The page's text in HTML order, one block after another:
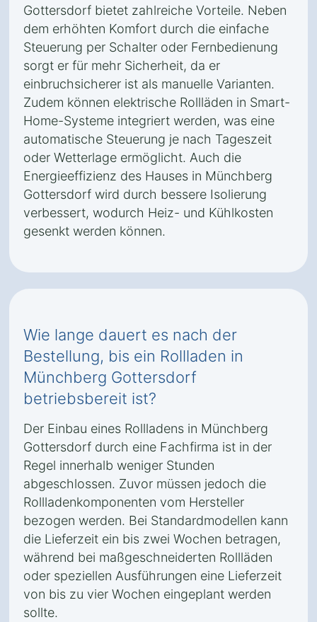
Gottersdorf bietet zahlreiche Vorteile. Neben
dem erhöhten Komfort durch die einfache
Steuerung per Schalter oder Fernbedienung
sorgt er für mehr Sicherheit, da er
einbruchsicherer ist als manuelle Varianten.
Zudem können elektrische Rollläden in Smart-
Home-Systeme integriert werden, was eine
automatische Steuerung je nach Tageszeit
oder Wetterlage ermöglicht. Auch die
Energieeffizienz des Hauses in Münchberg
Gottersdorf wird durch bessere Isolierung
verbessert, wodurch Heiz- und Kühlkosten
gesenkt werden können.
Wie lange dauert es nach der
Bestellung, bis ein Rollladen in
Münchberg Gottersdorf
betriebsbereit ist?
Der Einbau eines Rollladens in Münchberg
Gottersdorf durch eine Fachfirma ist in der
Regel innerhalb weniger Stunden
abgeschlossen. Zuvor müssen jedoch die
Rollladenkomponenten vom Hersteller
bezogen werden. Bei Standardmodellen kann
die Lieferzeit ein bis zwei Wochen betragen,
während bei maßgeschneiderten Rollläden
oder speziellen Ausführungen eine Lieferzeit
von bis zu vier Wochen eingeplant werden
sollte.